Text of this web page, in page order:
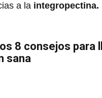
a la integropectina.
8 consejos para
sana